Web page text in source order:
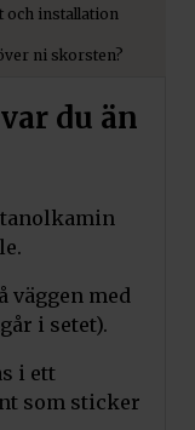
och installation
ni skorsten?
du än
väggen med
i setet).
i ett
som sticker